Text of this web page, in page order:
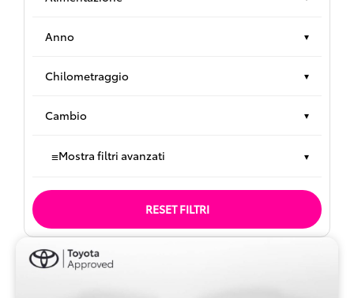
Anno ▾
Chilometraggio ▾
Cambio ▾
≡Mostra filtri avanzati ▾
RESET FILTRI